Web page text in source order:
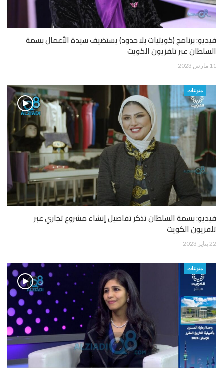
فيديو: برنامج (كويتيات بلا حدود) يستضيف سيدة الأعمال بسمة
السلطان عبر تلفزيون الكويت
11 مارس 2023
منوعات
فيديو: بسمة السلطان تذكر تفاصيل إنشاء مشروع تجاري عبر
تلفزيون الكويت
22 يناير 2023
منوعات